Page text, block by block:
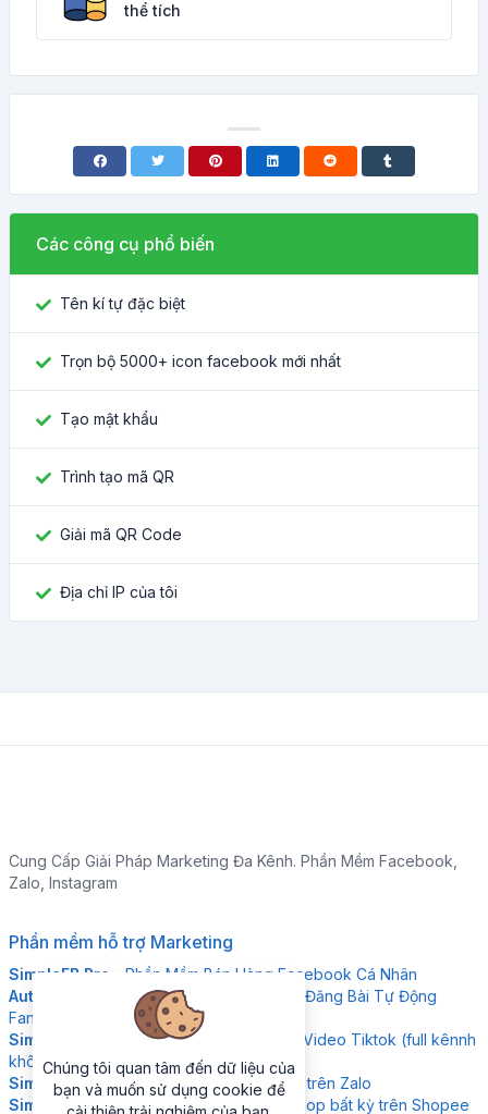
thể tích
Các công cụ phổ biến
Tên kí tự đặc biệt
Trọn bộ 5000+ icon facebook mới nhất
Tạo mật khẩu
Trình tạo mã QR
Giải mã QR Code
Địa chỉ IP của tôi
Cung Cấp Giải Pháp Marketing Đa Kênh. Phần Mềm Facebook,
Zalo, Instagram
Phần mềm hỗ trợ Marketing
SimpleFB Pro
- Phần Mềm Bán Hàng Facebook Cá Nhân
Auto Viral Content- Phần Mềm Đặt Lịch Đăng Bài Tự Động
Fanpage
Simple Tikdown
- Phần Mềm Download Video Tiktok (full kênnh
không logo)
Simple ZNS- Giải pháp gửi tin nhắn ZNS trên Zalo
Simple Research- Công cụ phân tích shop bất kỳ trên Shopee
Chúng tôi quan tâm đến dữ liệu của
bạn và muốn sử dụng cookie để